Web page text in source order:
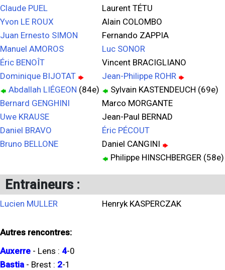
Claude PUEL
Yvon LE ROUX
Juan Ernesto SIMON
Manuel AMOROS
Éric BENOÎT
Dominique BIJOTAT
Abdallah LIÉGEON (84e)
Bernard GENGHINI
Uwe KRAUSE
Daniel BRAVO
Bruno BELLONE
Laurent TÉTU
Alain COLOMBO
Fernando ZAPPIA
Luc SONOR
Vincent BRACIGLIANO
Jean-Philippe ROHR
Sylvain KASTENDEUCH (69e)
Marco MORGANTE
Jean-Paul BERNAD
Éric PÉCOUT
Daniel CANGINI
Philippe HINSCHBERGER (58e)
Entraineurs :
Lucien MULLER Henryk KASPERCZAK
Autres rencontres:
Auxerre - Lens : 4-0
Bastia - Brest : 2-1